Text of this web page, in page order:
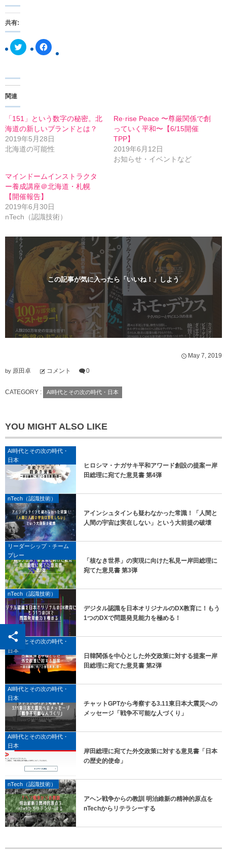
共有:
ク
リ
r
で
共
有
(
ウ
ィ
ン
ド
ウ
で
開
す
F
a
す
る
に
は
ク
リ
て
く
だ
い
(
新
ウ
ィ
ン
ド
で
開
き
ま
)
関連
「151」という数字の秘密。北
海道の新しいブランドとは？
2019年5月28日
北海道の可能性
Re·rise Peace 〜尊厳関係で創
っていく平和〜【6/15開催
TPP】
2019年6月12日
お知らせ・イベントなど
マインドームインストラクタ
ー養成講座＠北海道・札幌
【開催報告】
2019年6月30日
nTech（認識技術）
この記事が気に入ったら「いいね！」しよう
May 7, 2019
by 原田卓 コメント 0
CATEGORY : AI時代とその次の時代・日本
YOU MIGHT ALSO LIKE
AI時代とその次の時代・
日本
ヒロシマ・ナガサキ平和アワード創設の提案ー岸
田総理に宛てた意見書 第4弾
nTech（認識技術）
アインシュタインも疑わなかった常識！「人間と
人間の宇宙は実在しない」という大前提の破壊
リーダーシップ・チーム
プレー
「核なき世界」の実現に向けた私見ー岸田総理に
宛てた意見書 第3弾
nTech（認識技術）
デジタル認識を日本オリジナルのDX教育に！もう
1つのDXで問題発見能力を極める！
AI時代とその次の時代・
日本
日韓関係を中心とした外交政策に対する提案ー岸
田総理に宛てた意見書 第2弾
AI時代とその次の時代・
日本
チャットGPTから考察する3.11東日本大震災への
メッセージ「戦争不可能な人づくり」
AI時代とその次の時代・
日本
岸田総理に宛てた外交政策に対する意見書「日本
の歴史的使命」
nTech（認識技術）
アヘン戦争からの教訓 明治維新の精神的原点を
nTechからリテラシーする